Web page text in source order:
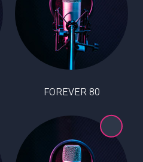
80 FOREVER